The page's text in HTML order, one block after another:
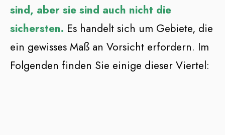
sind, aber sie sind auch nicht die
sichersten. Es handelt sich um Gebiete, die
ein gewisses Maß an Vorsicht erfordern. Im
Folgenden finden Sie einige dieser Viertel: